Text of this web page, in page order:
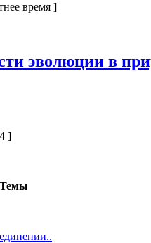
время ]
эволюции в
]
Темы